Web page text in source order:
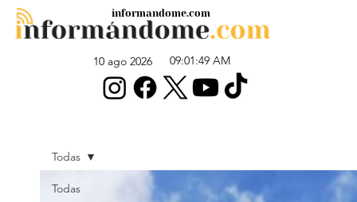
10 ago 2026 09:01:49 AM
informandome.com
Todas
Todas